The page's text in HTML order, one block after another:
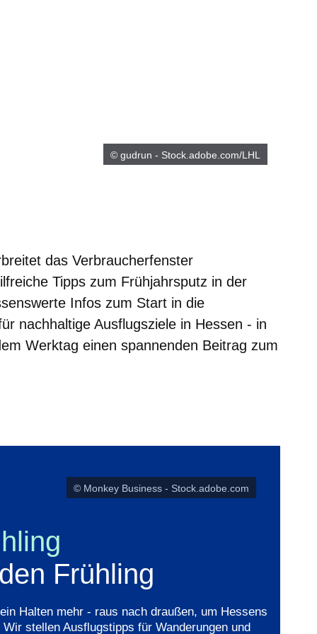
© gudrun - Stock.adobe.com/LHL
das Verbraucherfenster
Tipps zum Frühjahrsputz in der
Infos zum Start in die
nachhaltige Ausflugsziele in Hessen - in
Werktag einen spannenden Beitrag zum
© Monkey Business - Stock.adobe.com
Frühling
Halten mehr - raus nach draußen, um Hessens
stellen Ausflugstipps für Wanderungen und